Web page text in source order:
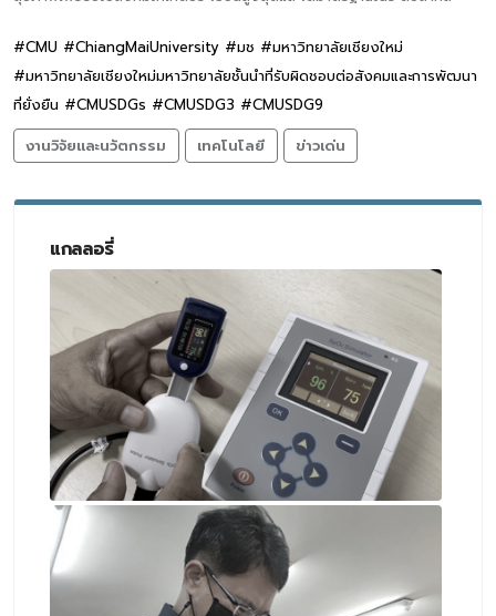
#CMU #ChiangMaiUniversity #มช #มหาวิทยาลัยเชียงใหม่
#มหาวิทยาลัยเชียงใหม่มหาวิทยาลัยชั้นนำที่รับผิดชอบต่อสังคมและการพัฒนา
ที่ยั่งยืน #CMUSDGs #CMUSDG3 #CMUSDG9
งานวิจัยและนวัตกรรม
เทคโนโลยี ข่าวเด่น
แกลลอรี่